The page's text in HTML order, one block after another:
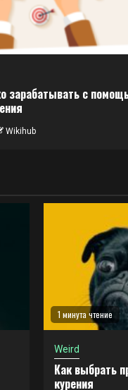
зарабатывать с
Wikihub
1 минута чтение
Weird
Как выбрать
курения